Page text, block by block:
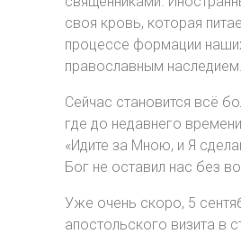
своя кровь, которая
процессе формации
православным наследием.
Сейчас становится всё
где до недавнего
«Идите за Мною, и Я
Бог не оставил нас без
Уже очень скоро, 5
апостольского визита в